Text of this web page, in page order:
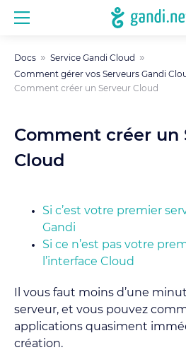
Docs
Service Gandi Cloud
Comment gérer vos Serveurs Gandi
Comment créer un Serveur Cloud
Comment créer un
Cloud
Si c’est votre premier
Gandi
Si ce n’est pas votre
l’interface Cloud
Il vous faut moins d’une
serveur, et vous pouvez
applications quasiment
création.